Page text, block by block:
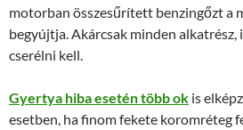
motorban összesűrített benzingőzt a
begyújtja. Akárcsak minden alkatrész,
cserélni kell.
Gyertya hiba esetén több ok is
esetben, ha finom fekete koromréteg